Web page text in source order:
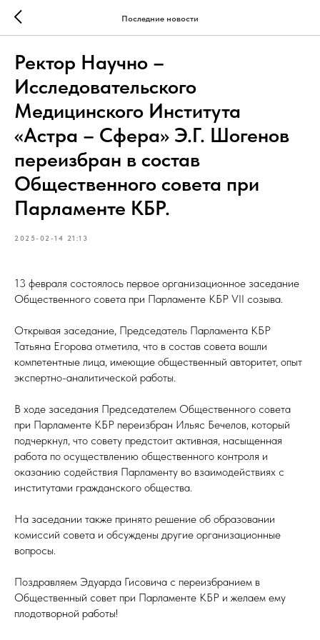
Последние новости
Ректор Научно –
Исследовательского
Медицинского Института
«Астра – Сфера» Э.Г. Шогенов
переизбран в состав
Общественного совета при
Парламенте КБР.
2025-02-14 21:13
13 февраля состоялось первое организационное заседание
Общественного совета при Парламенте КБР VII созыва.
Открывая заседание, Председатель Парламента КБР
Татьяна Егорова отметила, что в состав совета вошли
компетентные лица, имеющие общественный авторитет, опыт
экспертно-аналитической работы.
В ходе заседания Председателем Общественного совета
при Парламенте КБР переизбран Ильяс Бечелов, который
подчеркнул, что совету предстоит активная, насыщенная
работа по осуществлению общественного контроля и
оказанию содействия Парламенту во взаимодействиях с
институтами гражданского общества.
На заседании также принято решение об образовании
комиссий совета и обсуждены другие организационные
вопросы.
Поздравляем Эдуарда Гисовича с переизбранием в
Общественный совет при Парламенте КБР и желаем ему
плодотворной работы!